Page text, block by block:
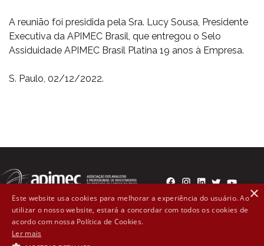
A reunião foi presidida pela Sra. Lucy Sousa, Presidente
Executiva da APIMEC Brasil, que entregou o Selo
Assiduidade APIMEC Brasil Platina 19 anos à Empresa.
S. Paulo, 02/12/2022.
Rua Líbero Badaró, 300 - 2º andar Cep: 01008-000 - São
×
Este website usa cookies para melhorar a experiência do usuário. Ao
utilizar o nosso website, estará a concordar com todos os cookies de
acordo com nossa Política de Cookies.
Ler mais